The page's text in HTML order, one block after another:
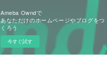
Ameba Owndで
あなただけのホームページやブログをつ
くろう
今すぐ試す